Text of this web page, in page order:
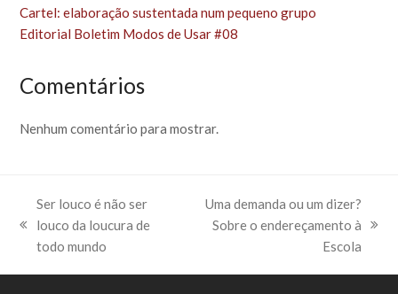
Cartel: elaboração sustentada num pequeno grupo
Editorial Boletim Modos de Usar #08
Comentários
Nenhum comentário para mostrar.
previous
post:
Ser louco é não ser
louco da loucura de
todo mundo
next
Uma demanda ou um dizer?
Sobre o endereçamento à
Escola